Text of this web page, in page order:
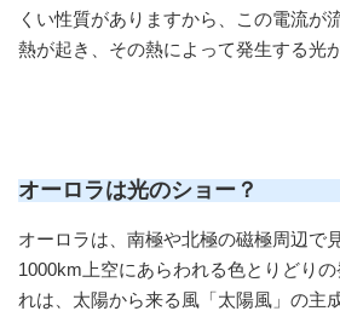
くい性質がありますから、この電流が
熱が起き、その熱によって発生する光
オーロラは光のショー？
オーロラは、南極や北極の磁極周辺で
1000km上空にあらわれる色とりどり
れは、太陽から来る風「太陽風」の主